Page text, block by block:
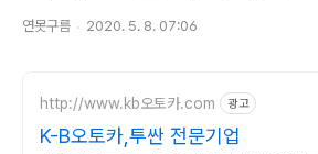
연못구름 2020. 5. 8. 07:06
http://www.kb오토카.com 광고
K-B오토카,투싼 전문기업